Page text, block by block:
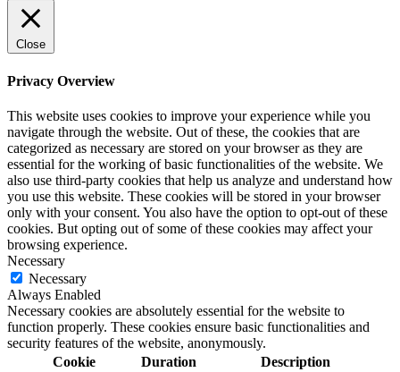
Close
Privacy Overview
This website uses cookies to improve your experience while you
navigate through the website. Out of these, the cookies that are
categorized as necessary are stored on your browser as they are
essential for the working of basic functionalities of the website. We
also use third-party cookies that help us analyze and understand how
you use this website. These cookies will be stored in your browser
only with your consent. You also have the option to opt-out of these
cookies. But opting out of some of these cookies may affect your
browsing experience.
Necessary
Necessary
Always Enabled
Necessary cookies are absolutely essential for the website to
function properly. These cookies ensure basic functionalities and
security features of the website, anonymously.
Cookie
Duration Description